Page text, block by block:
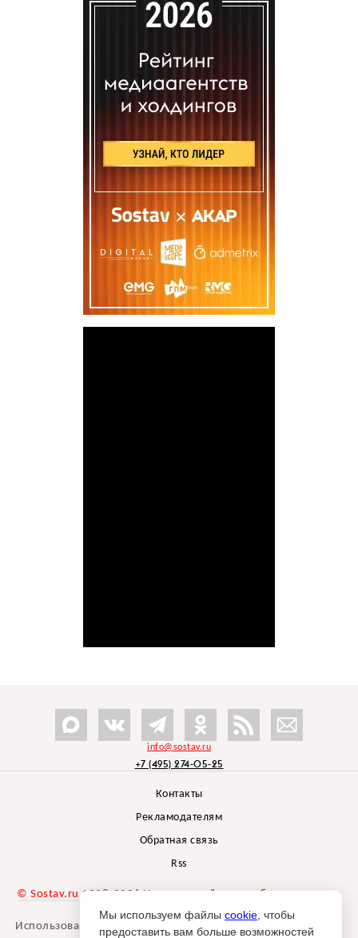
info@sostav.ru
+7 (495) 274-05-25
Контакты
Рекламодателям
Обратная связь
Rss
© Sostav.ru 1998-2026 Независимый проектбрендингового
агентства Depot
Использование материалов Sostav.ru допустимо только при
Мы используем файлы cookie , чтобы
предоставить вам больше возможностей